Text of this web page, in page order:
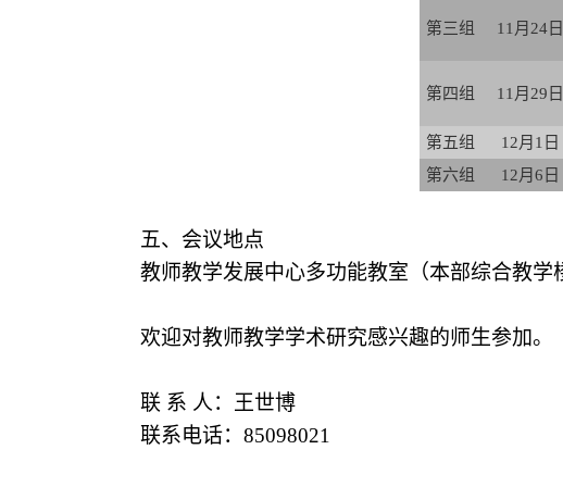
第三组 11 月24
第四组 11 月29
第五组
12月1
第六组
12月6
五、会议地点
教师教学发展中心多功能教室（本部综合教学
欢迎对教师教学学术研究感兴趣的师生参加。
联 系 人：王世博
联系电话：85098021